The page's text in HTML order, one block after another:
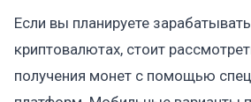
Если вы планируете
криптовалютах, стоит
получения монет с помощью